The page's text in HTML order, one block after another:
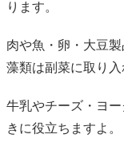
ります。
肉や魚・卵・大豆
藻類は副菜に取り入
牛乳やチーズ・ヨ
きに役立ちますよ。